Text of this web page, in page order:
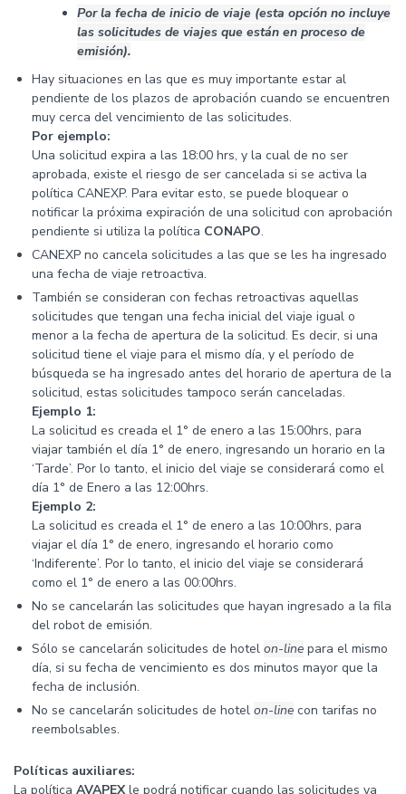
Por la fecha de inicio de viaje (esta opción no incluye
las solicitudes de viajes que están en proceso de
emisión).
Hay situaciones en las que es muy importante estar al
pendiente de los plazos de aprobación cuando se encuentren
muy cerca del vencimiento de las solicitudes.
Por ejemplo:
Una solicitud expira a las 18:00 hrs, y la cual de no ser
aprobada, existe el riesgo de ser cancelada si se activa la
política CANEXP. Para evitar esto, se puede bloquear o
notificar la próxima expiración de una solicitud con aprobación
pendiente si utiliza la política CONAPO.
CANEXP no cancela solicitudes a las que se les ha ingresado
una fecha de viaje retroactiva.
También se consideran con fechas retroactivas aquellas
solicitudes que tengan una fecha inicial del viaje igual o
menor a la fecha de apertura de la solicitud. Es decir, si una
solicitud tiene el viaje para el mismo día, y el período de
búsqueda se ha ingresado antes del horario de apertura de la
solicitud, estas solicitudes tampoco serán canceladas.
Ejemplo 1:
La solicitud es creada el 1° de enero a las 15:00hrs, para
viajar también el día 1° de enero, ingresando un horario en la
‘Tarde’. Por lo tanto, el inicio del viaje se considerará como el
día 1° de Enero a las 12:00hrs.
Ejemplo 2:
La solicitud es creada el 1° de enero a las 10:00hrs, para
viajar el día 1° de enero, ingresando el horario como
‘Indiferente’. Por lo tanto, el inicio del viaje se considerará
como el 1° de enero a las 00:00hrs.
No se cancelarán las solicitudes que hayan ingresado a la fila
del robot de emisión.
Sólo se cancelarán solicitudes de hotel on-line para el mismo
día, si su fecha de vencimiento es dos minutos mayor que la
fecha de inclusión.
No se cancelarán solicitudes de hotel on-line con tarifas no
reembolsables.
Políticas auxiliares:
La política AVAPEXle podrá notificar cuando las solicitudes ya